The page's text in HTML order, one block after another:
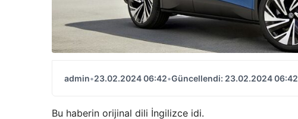
admin•23.02.2024 06:42•Güncellendi: 23.02.2024 06:42
Bu haberin orijinal dili İngilizce idi.